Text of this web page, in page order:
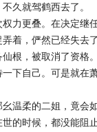
久就驾鹤西去了。
力更叠。在决定
着，俨然已经失去
根，被取消了资
下自己。可是就在
温柔的二姐，竟
的时候，都没能